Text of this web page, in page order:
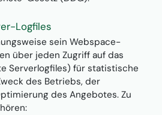
Logfiles
sein Webspace-
über jeden Zugriff auf das
Serverlogfiles) für statistische
des Betriebs, der
des Angebotes. Zu